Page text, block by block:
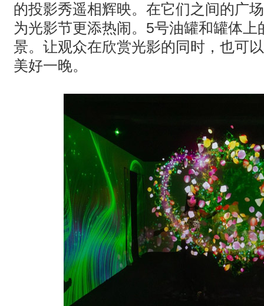
的投影秀遥相辉映。在它们之间的广
为光影节更添热闹。 5号油罐和罐体上
景。让观众在欣赏光影的同时，也可
美好一晚。